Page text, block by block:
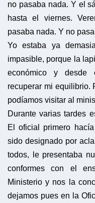
no pasaba nada. Y el
hasta el viernes.
pasaba nada. Y no
Yo estaba ya
impasible, porque la
económico y desde
recuperar mi equilibrio.
podíamos visitar al
Durante varias tardes
El oficial primero
sido designado por
todos, le presentaba
conformes con el
Ministerio y nos la
dejamos pues en la